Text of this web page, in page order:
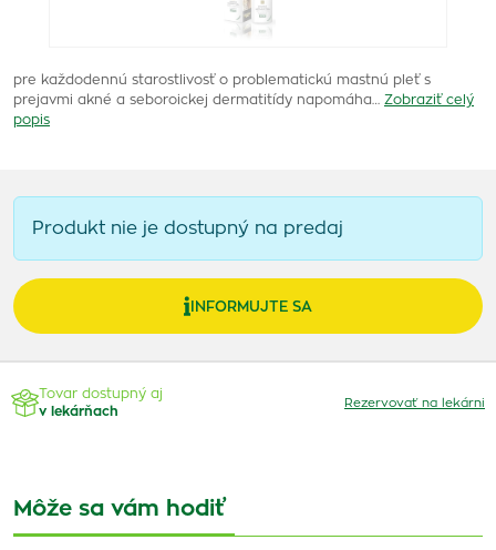
pre každodennú starostlivosť o problematickú mastnú pleť s
prejavmi akné a seboroickej dermatitídy napomáha…
Zobraziť celý
popis
Produkt nie je dostupný na predaj
INFORMUJTE SA
Tovar dostupný aj
v lekárňach
Rezervovať na lekárni
Môže sa vám hodiť